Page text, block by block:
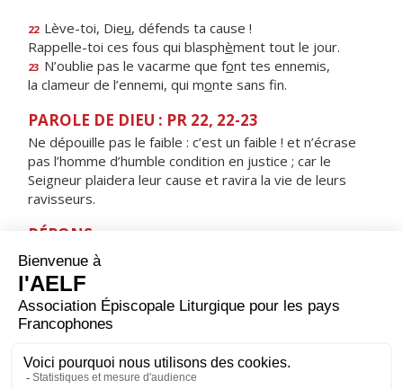
22 Lève-toi, Dieu, défends ta cause !
Rappelle-toi ces fous qui blasphèment tout le jour.
23 N’oublie pas le vacarme que font tes ennemis,
la clameur de l’ennemi, qui monte sans fin.
PAROLE DE DIEU : PR 22, 22-23
Ne dépouille pas le faible : c’est un faible ! et n’écrase
pas l’homme d’humble condition en justice ; car le
Seigneur plaidera leur cause et ravira la vie de leurs
ravisseurs.
RÉPONS
V/ Le Seigneur jugera le monde avec justice,
et les peuples selon sa vérité.
ORAISON
Dieu qui as envoyé ton ange au centurion Corneille pour
salut du monde : qu'avec l'humanité tout entière, en